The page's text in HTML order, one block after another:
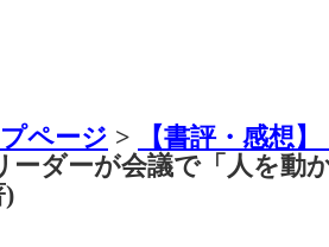
プページ >
【書評・感想
ーダーが会議で「人を動
)